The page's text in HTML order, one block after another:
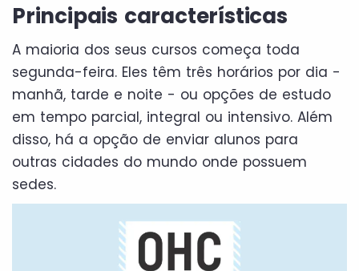
Principais características
A maioria dos seus cursos começa toda
segunda-feira. Eles têm três horários por dia -
manhã, tarde e noite - ou opções de estudo
em tempo parcial, integral ou intensivo. Além
disso, há a opção de enviar alunos para
outras cidades do mundo onde possuem
sedes.